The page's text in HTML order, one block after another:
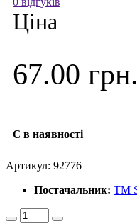
Ціна
67.00 грн.
Є в наявності
Артикул: 92776
Постачальник: ТМ